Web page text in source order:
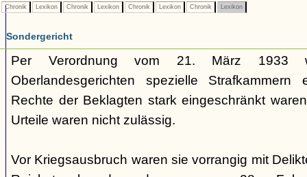
Chronik Lexikon Chronik Lexikon Chronik Lexikon Chronik Lexikon
Sondergericht
Per Verordnung vom 21. März 1933
Oberlandesgerichten spezielle
Rechte der Beklagten stark eingeschränkt
Urteile waren nicht zulässig.
Vor Kriegsausbruch waren sie vorrangig mit